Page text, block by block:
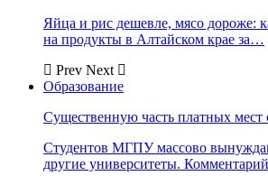
Яйца и рис дешевле, мясо дороже:
на продукты в Алтайском крае за…
Prev Next
Образование
Существенную часть платных мест
Студентов МГПУ массово
другие университеты.